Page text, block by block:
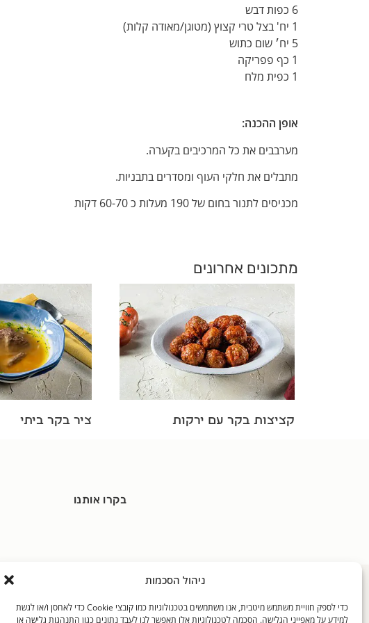
ניהול הסכמות
כדי לספק חוויית משתמש מיטבית, אנו משתמשים בטכנולוגיות כמו קובצי Cookie כדי לאחסן ו/או לגשת
למידע על מאפייני הגלישה. הסכמה לטכנולוגיות אלו תאפשר לנו לעבד נתונים כגון התנהגות גלישה או
6 כפות דבש
1 יח' בצל טרי קצוץ (מטוגן/מאודה קלות)
5 יח׳ שום כתוש
1 כף פפריקה
1 כפית מלח
אופן ההכנה:
מערבבים את כל המרכיבים בקערה.
מתבלים את חלקי העוף ומסדרים בתבניות.
מכניסים לתנור בחום של 190 מעלות כ 60-70 דקות
מתכונים אחרונים
קציצות בקר עם ירקות ציר בקר ביתי
בקרו אותנו
דף הבית
מידע על האוכל שלנו
דבר התזונאית